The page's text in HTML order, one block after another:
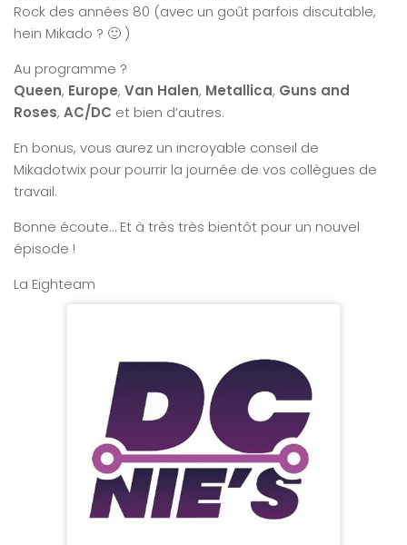
Rock des années 80 (avec un goût parfois discutable,
hein Mikado ? 🙂 )
Au programme ?
Queen, Europe, Van Halen, Metallica, Guns and
Roses, AC/DC et bien d’autres.
En bonus, vous aurez un incroyable conseil de
Mikadotwix pour pourrir la journée de vos collègues de
travail.
Bonne écoute… Et à très très bientôt pour un nouvel
épisode !
La Eighteam